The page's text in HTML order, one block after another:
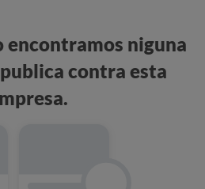
encontramos niguna
contra esta